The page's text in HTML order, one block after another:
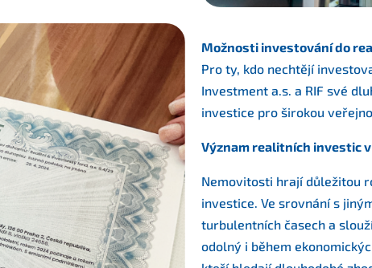
Možnosti investování do
Pro ty, kdo nechtějí
Investment a.s. a RIF své
investice pro širokou
Význam realitních investic
Nemovitosti hrají důležitou
investice. Ve srovnání s
turbulentních časech a
odolný i během